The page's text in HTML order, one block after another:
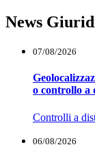
News
07/08/2026
o controllo a
Controlli a
06/08/2026